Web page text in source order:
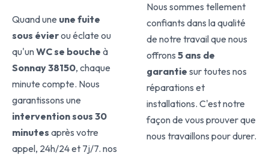
Quand une une fuite
sous évierou éclate ou
qu'unWC se bouche à
Sonnay 38150, chaque
minute compte. Nous
garantissons une
intervention sous 30
minutes après votre
appel, 24h/24 et 7j/7. nos
Nous sommes tellement
confiants dans la qualité
de notre travail que nous
offrons 5 ans de
garantie sur toutes nos
réparations et
installations. C'est notre
façon de vous prouver que
nous travaillons pour durer.